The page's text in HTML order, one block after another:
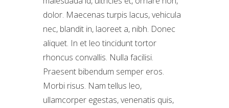
dolor. Maecenas turpis lacus, vehicula
nec, blandit in, laoreet a, nibh. Donec
aliquet. In et leo tincidunt tortor
rhoncus convallis. Nulla facilisi.
Praesent bibendum semper eros.
Morbi risus. Nam tellus leo,
ullamcorper egestas, venenatis quis,